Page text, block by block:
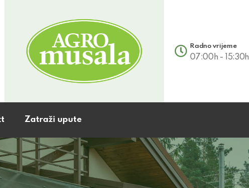
Radno vrijeme
07:00h - 15:30h
Zatraži upute